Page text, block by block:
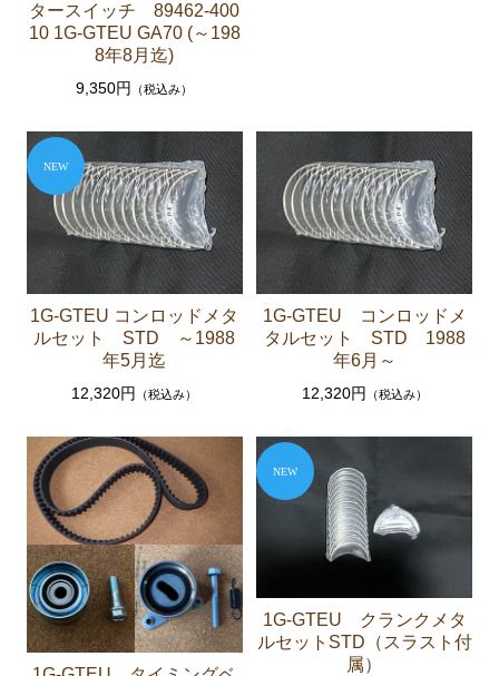
ト ホース など）
クラッチパーツ（マスターシリンダー クラッチレリ
ーゲージなど）
ソアラ JZZ30 JZZ31 UZZ30 UZZ31 UZZ32
エンジンパーツ 2JZ-GE JZZ31
ブレーキパーツ（マスターシリンダー リペアキッ
ト ホース など）
コロナマークⅡ チェイサー MX3# MX4#
エンジンパーツ M-EU
1 63 RX63
エンジンパーツ 1G-GEU
エンジンパーツ 1G-EU
エンジンパーツ M-TEU
エンジンパーツ 5M-EU
エンジンパーツ 18R-GEU
エンジンパーツ（マウント 他）
タースイッチ 89462-400
10 1G-GTEU GA70 (～198
8年8月迄)
9,350円 （税込み）
1G-GTEU コンロッドメタ
ルセット STD ～1988
年5月迄
12,320円 （税込み）
1G-GTEU コンロッドメ
タルセット STD 1988
年6月～
12,320円 （税込み）
1G-GTEU クランクメタ
ルセットSTD（スラスト付
属）